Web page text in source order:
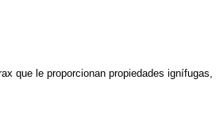
que le proporcionan propiedades ignífugas,